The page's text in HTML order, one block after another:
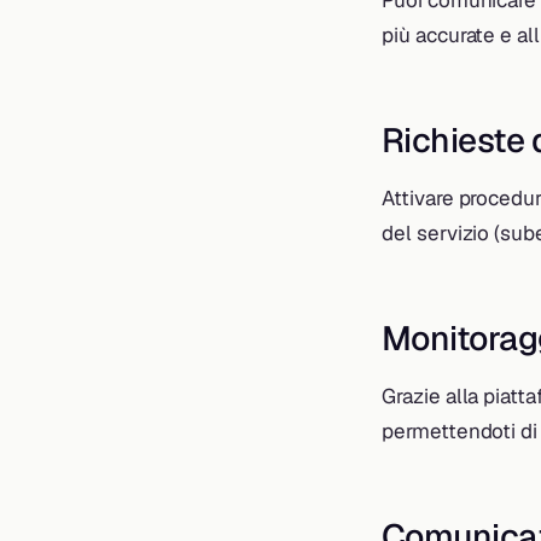
più accurate e
Richieste
Attivare
del servizio
Grazie alla
permettendoti